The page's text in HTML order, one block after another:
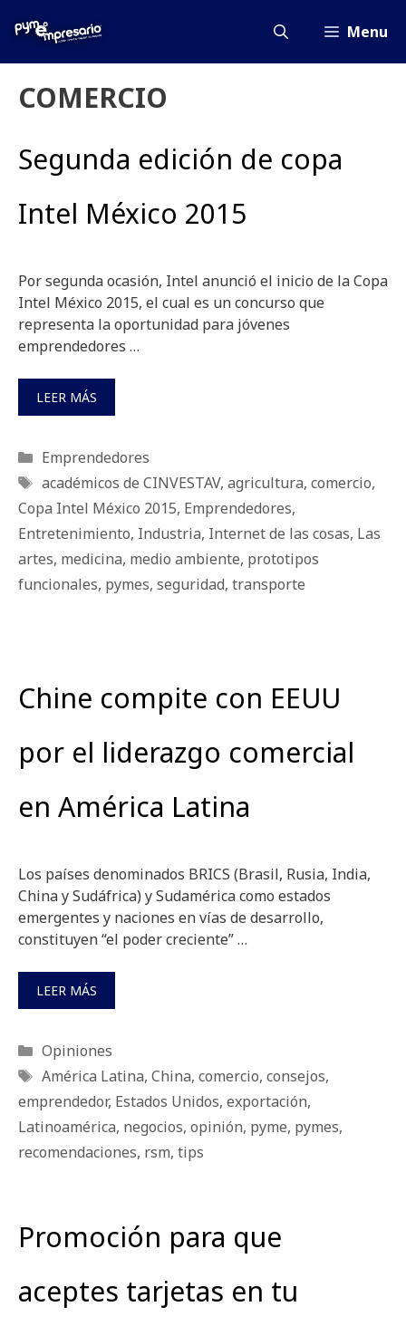
Menu
COMERCIO
Segunda edición de copa
Intel México 2015
Por segunda ocasión, Intel anunció el inicio de la Copa
Intel México 2015, el cual es un concurso que
representa la oportunidad para jóvenes
emprendedores …
LEER MÁS
Categorías
Emprendedores
Etiquetas
académicos de CINVESTAV, agricultura, comercio,
Copa Intel México 2015, Emprendedores,
Entretenimiento, Industria, Internet de las cosas, Las
artes, medicina, medio ambiente, prototipos
funcionales, pymes, seguridad, transporte
Chine compite con EEUU
por el liderazgo comercial
en América Latina
Los países denominados BRICS (Brasil, Rusia, India,
China y Sudáfrica) y Sudamérica como estados
emergentes y naciones en vías de desarrollo,
constituyen “el poder creciente” …
LEER MÁS
Categorías
Opiniones
Etiquetas
América Latina, China, comercio, consejos,
emprendedor, Estados Unidos, exportación,
Latinoamérica, negocios, opinión, pyme, pymes,
recomendaciones, rsm, tips
Promoción para que
aceptes tarjetas en tu